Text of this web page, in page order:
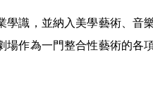
識，並納入美學藝術、音
作為一門整合性藝術的各